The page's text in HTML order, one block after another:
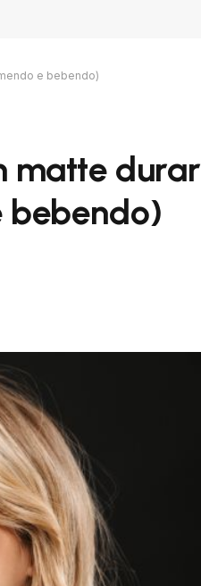
e bebendo)
matte durar
bebendo)